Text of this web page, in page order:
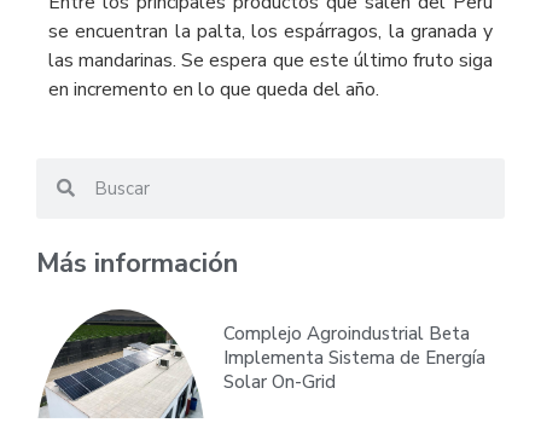
se encuentran la palta, los espárragos, la granada y
las mandarinas. Se espera que este último fruto siga
en incremento en lo que queda del año.
Más información
Complejo Agroindustrial Beta
Implementa Sistema de Energía
Solar On-Grid